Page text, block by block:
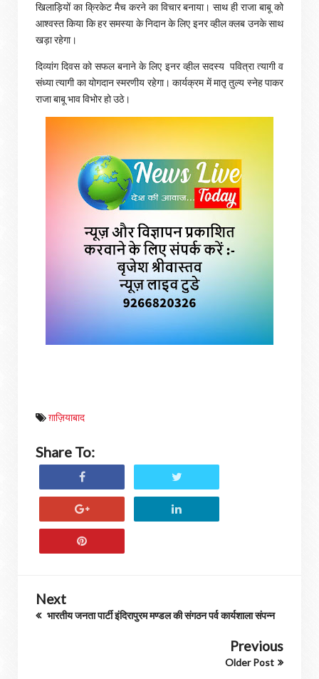
खिलाड़ियों का क्रिकेट मैच करने का विचार बनाया। साथ ही राजा बाबू को
आश्वस्त किया कि हर समस्या के निदान के लिए इनर व्हील क्लब उनके साथ
खड़ा रहेगा।
दिव्यांग दिवस को सफल बनाने के लिए इनर व्हील सदस्य पवित्रा त्यागी व
संध्या त्यागी का योगदान स्मरणीय रहेगा। कार्यक्रम में मातृ तुल्य स्नेह पाकर
राजा बाबू भाव विभोर हो उठे।
ग़ाज़ियाबाद
Share To:
Next
भारतीय जनता पार्टी इंदिरापुरम मण्डल की संगठन पर्व कार्यशाला संपन्न
Previous
Older Post